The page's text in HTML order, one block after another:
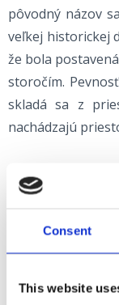
Consent
This website
pôvodný názov
veľkej historickej
že bola
storočím.
skladá sa z
nachádzajú
V jej základni
Ducha, ktorý